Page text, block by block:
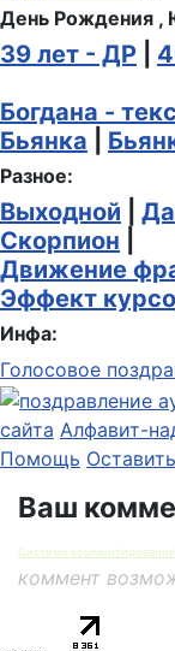
День Рождения ,
39 лет - ДР
Богдана -
Бьянка
Разное:
Выходной
Скорпион
Движение
Эффект
Инфа:
Голосовое
сайта Алфавит-
Помощь
Ваш
Система
коммент